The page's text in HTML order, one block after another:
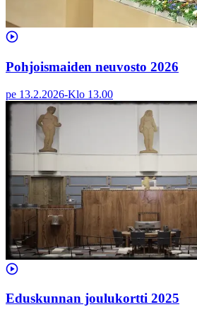
Pohjoismaiden neuvosto 2026
pe 13.2.2026-Klo 13.00
Eduskunnan joulukortti 2025